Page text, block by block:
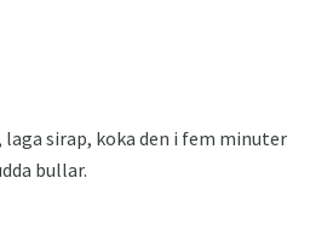
laga sirap, koka den i fem minuter
bullar.